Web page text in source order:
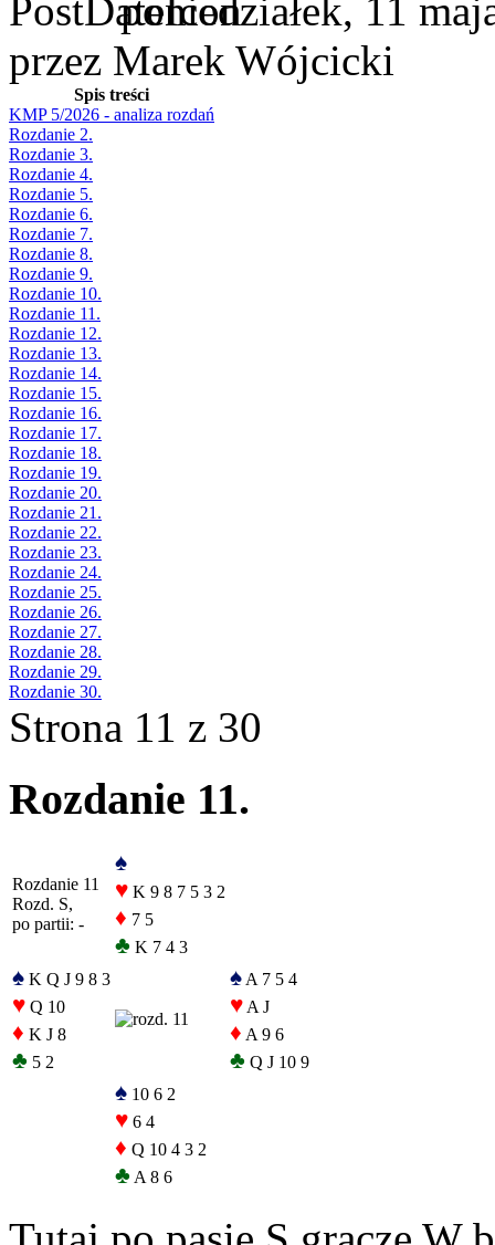
poniedziałek, 11
przez Marek Wójcicki
Spis treści
KMP 5/2026 - analiza rozdań
Rozdanie 2.
Rozdanie 3.
Rozdanie 4.
Rozdanie 5.
Rozdanie 6.
Rozdanie 7.
Rozdanie 8.
Rozdanie 9.
Rozdanie 10.
Rozdanie 11.
Rozdanie 12.
Rozdanie 13.
Rozdanie 14.
Rozdanie 15.
Rozdanie 16.
Rozdanie 17.
Rozdanie 18.
Rozdanie 19.
Rozdanie 20.
Rozdanie 21.
Rozdanie 22.
Rozdanie 23.
Rozdanie 24.
Rozdanie 25.
Rozdanie 26.
Rozdanie 27.
Rozdanie 28.
Rozdanie 29.
Rozdanie 30.
Strona 11 z 30
Rozdanie 11.
Rozdanie 11
Rozd. S,
po partii: -
♠
♥ K 9 8 7 5 3 2
♦ 7 5
♣ K 7 4 3
♠ K Q J 9 8 3
♥ Q 10
♦ K J 8
♣ 5 2
♠ A 7 5 4
♥ A J
♦ A 9 6
♣ Q J 10 9
♠ 10 6 2
♥ 6 4
♦ Q 10 4 3 2
♣ A 8 6